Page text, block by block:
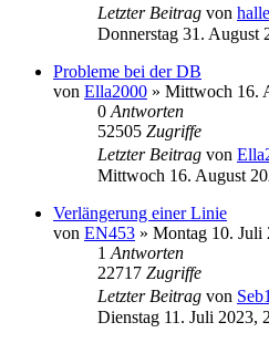
Letzter Beitrag von
Donnerstag 31. August
Probleme bei der DB
von Ella2000 » Mittwoch 16.
0 Antworten
52505 Zugriffe
Letzter Beitrag von
Mittwoch 16. August
Verlängerung einer Linie
von EN453 » Montag 10. Juli
1 Antworten
22717 Zugriffe
Letzter Beitrag von
Dienstag 11. Juli 2023,